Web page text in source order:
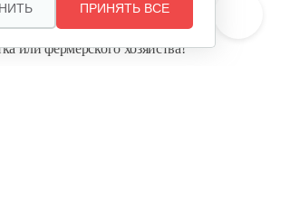
идеальный вариант
или фермерского хозяйства!
ПРИНЯТЬ ВСЕ